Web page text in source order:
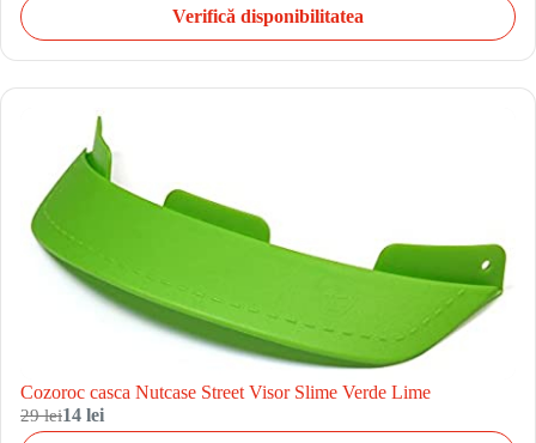
Verifică disponibilitatea
Cozoroc casca Nutcase Street Visor Slime Verde Lime
29 lei14 lei